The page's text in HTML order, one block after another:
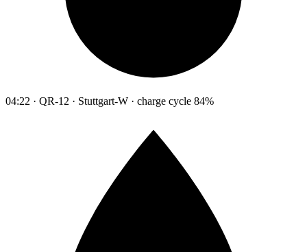
04:22 · QR-12 · Stuttgart-W · charge cycle 84%